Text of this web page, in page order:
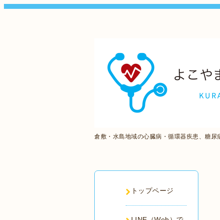
倉敷・水島地域の心臓病・循環器疾患、糖
トップページ